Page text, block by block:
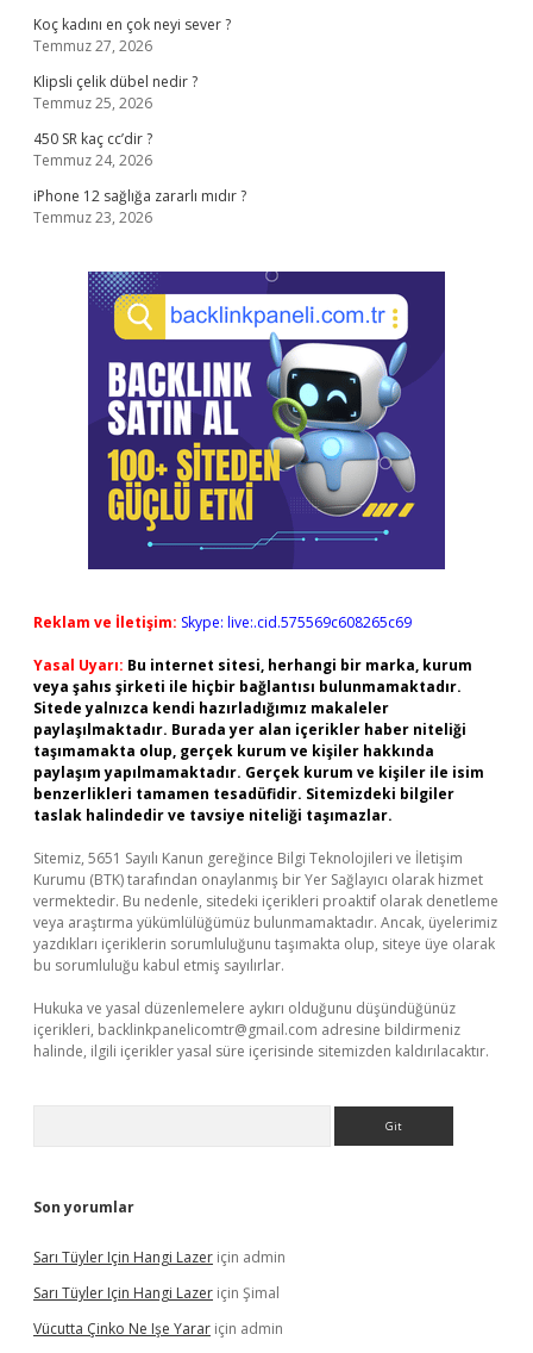
Koç kadını en çok neyi sever ?
Temmuz 27, 2026
Klipsli çelik dübel nedir ?
Temmuz 25, 2026
450 SR kaç cc’dir ?
Temmuz 24, 2026
iPhone 12 sağlığa zararlı mıdır ?
Temmuz 23, 2026
Reklam ve İletişim: Skype: live:.cid.575569c608265c69
Yasal Uyarı: Bu internet sitesi, herhangi bir marka, kurum
veya şahıs şirketi ile hiçbir bağlantısı bulunmamaktadır.
Sitede yalnızca kendi hazırladığımız makaleler
paylaşılmaktadır. Burada yer alan içerikler haber niteliği
taşımamakta olup, gerçek kurum ve kişiler hakkında
paylaşım yapılmamaktadır. Gerçek kurum ve kişiler ile isim
benzerlikleri tamamen tesadüfidir. Sitemizdeki bilgiler
taslak halindedir ve tavsiye niteliği taşımazlar.
Sitemiz, 5651 Sayılı Kanun gereğince Bilgi Teknolojileri ve İletişim
Kurumu (BTK) tarafından onaylanmış bir Yer Sağlayıcı olarak hizmet
vermektedir. Bu nedenle, sitedeki içerikleri proaktif olarak denetleme
veya araştırma yükümlülüğümüz bulunmamaktadır. Ancak, üyelerimiz
yazdıkları içeriklerin sorumluluğunu taşımakta olup, siteye üye olarak
bu sorumluluğu kabul etmiş sayılırlar.
Hukuka ve yasal düzenlemelere aykırı olduğunu düşündüğünüz
içerikleri, backlinkpanelicomtr@gmail.com adresine bildirmeniz
halinde, ilgili içerikler yasal süre içerisinde sitemizden kaldırılacaktır.
Son yorumlar
Sarı Tüyler Için Hangi Lazer için admin
Sarı Tüyler Için Hangi Lazer için Şimal
Vücutta Çinko Ne Işe Yarar için admin